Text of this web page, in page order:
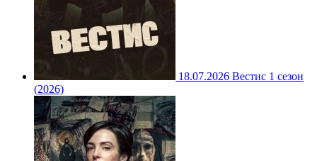
18.07.2026 Вестис 1 сезон
(2026)